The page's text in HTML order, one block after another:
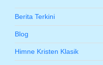
Berita Terkini
Blog
Himne Kristen Klasik